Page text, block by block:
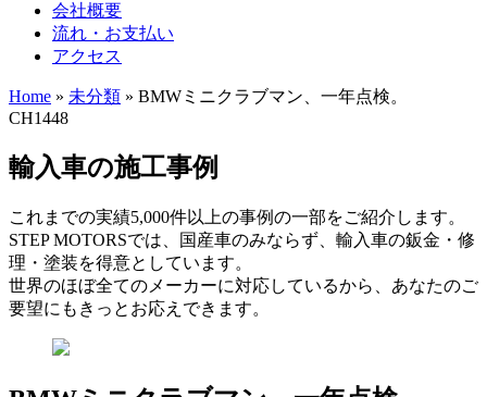
会社概要
流れ・お支払い
アクセス
Home » 未分類 » BMWミニクラブマン、一年点検。
CH1448
輸入車の施工事例
これまでの実績5,000件以上の事例の一部をご紹介します。
STEP MOTORSでは、国産車のみならず、輸入車の鈑金・修
理・塗装を得意としています。
世界のほぼ全てのメーカーに対応しているから、あなたのご
要望にもきっとお応えできます。